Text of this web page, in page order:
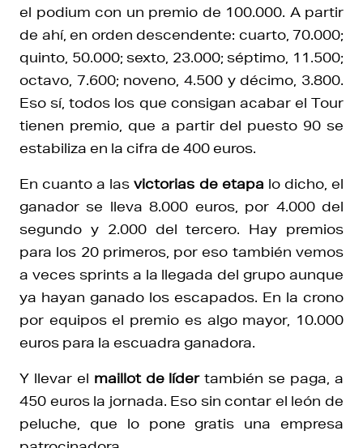
el podium con un premio de 100.000. A partir
de ahí, en orden descendente: cuarto, 70.000;
quinto, 50.000; sexto, 23.000; séptimo, 11.500;
octavo, 7.600; noveno, 4.500 y décimo, 3.800.
Eso sí, todos los que consigan acabar el Tour
tienen premio, que a partir del puesto 90 se
estabiliza en la cifra de 400 euros.
En cuanto a lasvictorias de etapa lo dicho, el
ganador se lleva 8.000 euros, por 4.000 del
segundo y 2.000 del tercero. Hay premios
para los 20 primeros, por eso también vemos
a veces sprints a la llegada del grupo aunque
ya hayan ganado los escapados. En la crono
por equipos el premio es algo mayor, 10.000
euros para la escuadra ganadora.
Y llevar el maillot de lídertambién se paga, a
450 euros la jornada. Eso sin contar el león de
peluche, que lo pone gratis una empresa